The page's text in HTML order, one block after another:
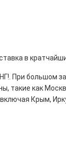
в
При большом
такие как
Крым,